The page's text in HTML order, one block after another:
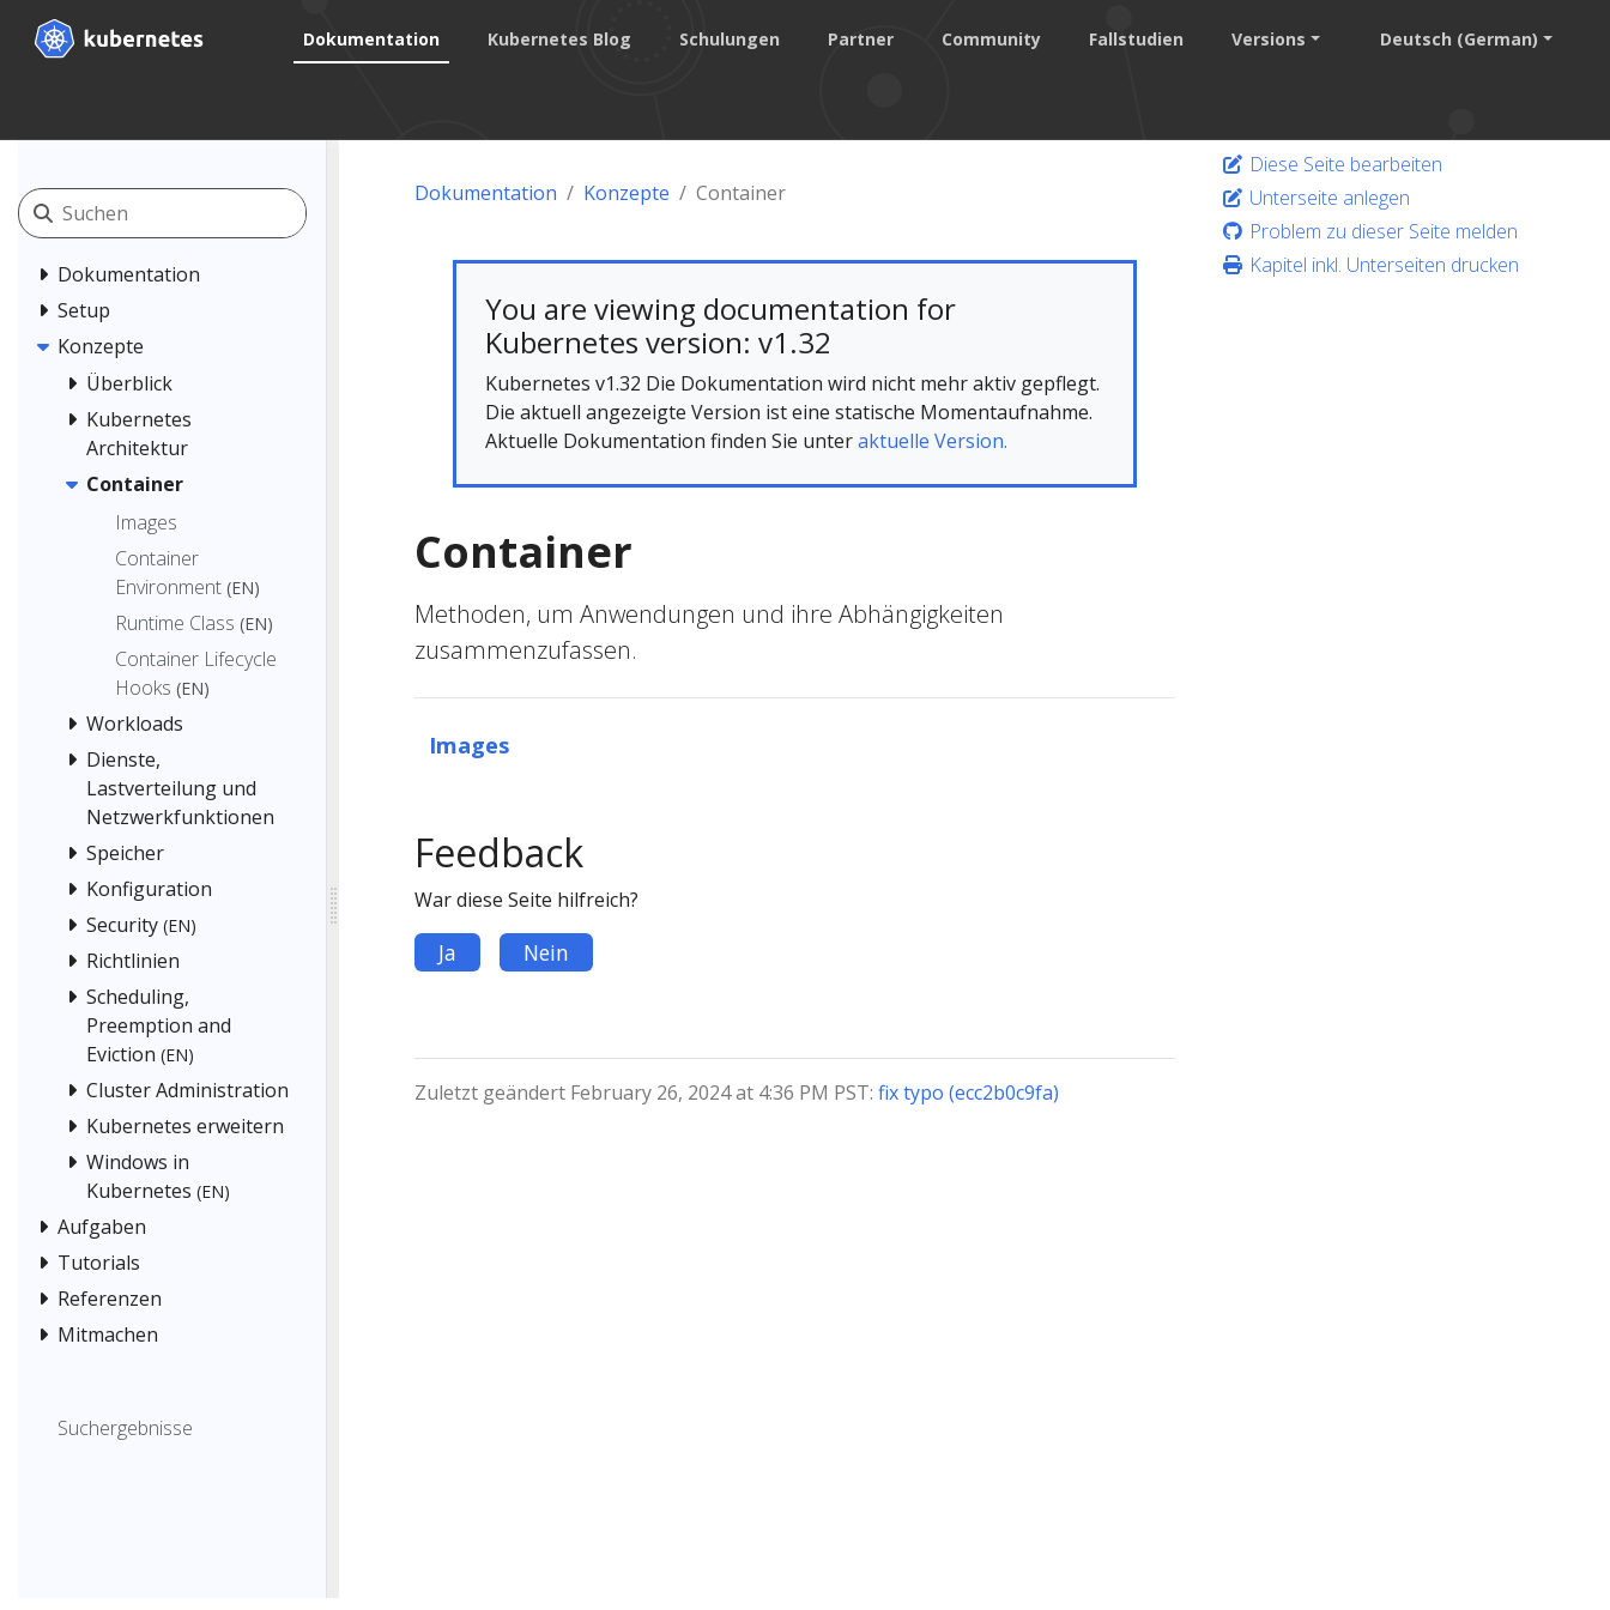
Dokumentation Kubernetes Blog Schulungen Partner Community Fallstudien Versions Deutsch (German)
Dokumentation
Setup
Konzepte
Überblick
Kubernetes
Architektur
Container
Images
Container
Environment (EN)
Runtime Class (EN)
Container Lifecycle
Hooks (EN)
Workloads
Dienste,
Lastverteilung und
Netzwerkfunktionen
Speicher
Konfiguration
Security (EN)
Richtlinien
Scheduling,
Preemption and
Eviction (EN)
Cluster Administration
Kubernetes erweitern
Windows in
Kubernetes (EN)
Aufgaben
Tutorials
Referenzen
Mitmachen
Suchergebnisse
Dokumentation Konzepte Container
You are viewing documentation for
Kubernetes version: v1.32
Kubernetes v1.32 Die Dokumentation wird nicht mehr aktiv gepflegt.
Die aktuell angezeigte Version ist eine statische Momentaufnahme.
Aktuelle Dokumentation finden Sie unteraktuelle Version.
Container
Methoden, um Anwendungen und ihre Abhängigkeiten
zusammenzufassen.
Images
Feedback
War diese Seite hilfreich?
Ja Nein
Zuletzt geändert February 26, 2024 at 4:36 PM PST: fix typo (ecc2b0c9fa)
Diese Seite bearbeiten
Unterseite anlegen
Problem zu dieser Seite melden
Kapitel inkl. Unterseiten drucken